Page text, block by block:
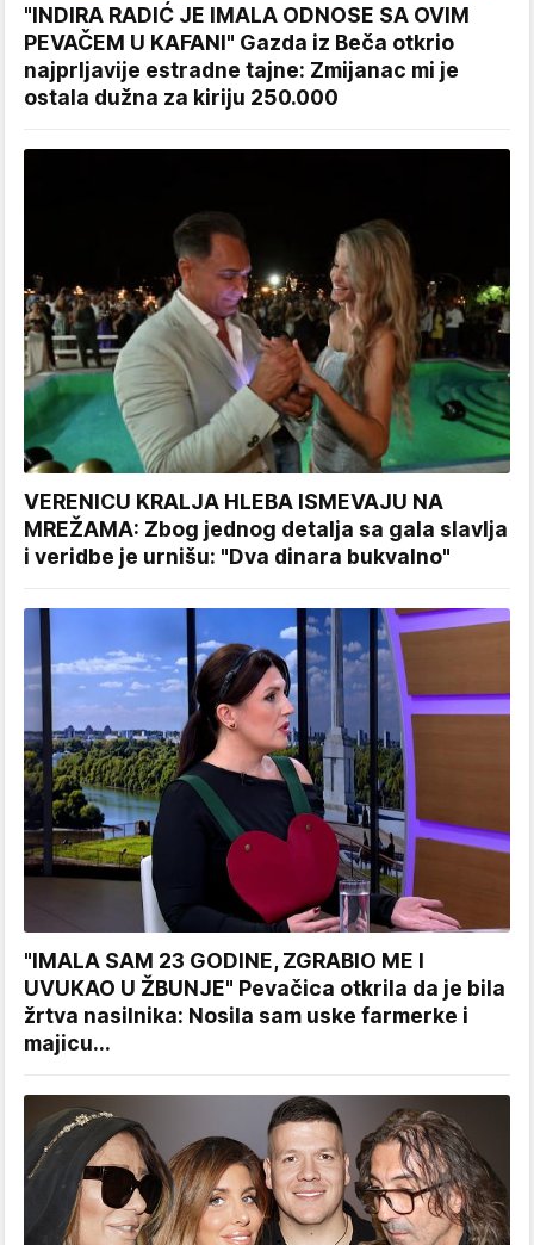
"INDIRA RADIĆ JE IMALA ODNOSE SA OVIM
PEVAČEM U KAFANI" Gazda iz Beča otkrio
najprljavije estradne tajne: Zmijanac mi je
ostala dužna za kiriju 250.000
VERENICU KRALJA HLEBA ISMEVAJU NA
MREŽAMA: Zbog jednog detalja sa gala slavlja
i veridbe je urnišu: "Dva dinara bukvalno"
"IMALA SAM 23 GODINE, ZGRABIO ME I
UVUKAO U ŽBUNJE" Pevačica otkrila da je bila
žrtva nasilnika: Nosila sam uske farmerke i
majicu...